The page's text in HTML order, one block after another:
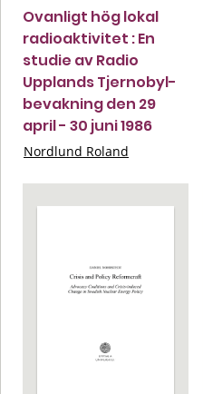
Ovanligt hög lokal
radioaktivitet : En
studie av Radio
Upplands Tjernobyl-
bevakning den 29
april - 30 juni 1986
Nordlund Roland